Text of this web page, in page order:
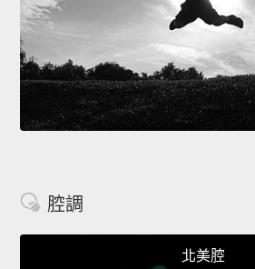
腔調
北美腔